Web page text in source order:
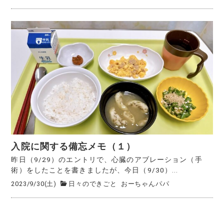
入院に関する備忘メモ（１）
昨日（9/29）のエントリで、心臓のアブレーション（手
術）をしたことを書きましたが、今日（9/30）...
2023/9/30(土) 日々のできごと おーちゃんパパ